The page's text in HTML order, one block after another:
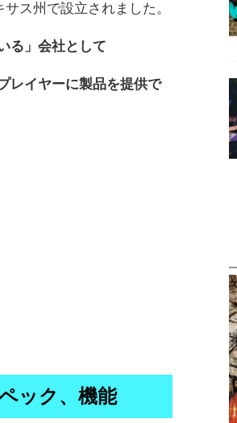
ス州で設立されました。
る」会社として
レイヤーに製品を提供で
ック、機能